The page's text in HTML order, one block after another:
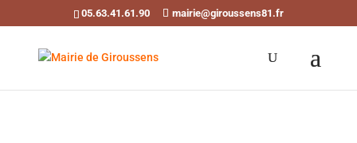
Ouvrir la barre d’outils
05.63.41.61.90 mairie@giroussens81.fr